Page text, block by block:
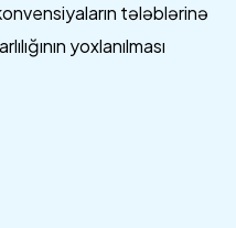
tələblərinə
yoxlanılması